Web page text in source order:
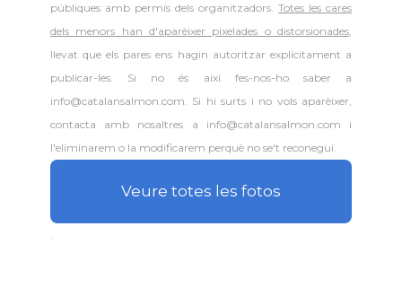
públiques amb permís dels organitzadors.Totes les cares
dels menors han d'aparèixer pixelades o distorsionades,
llevat que els pares ens hagin autoritzar explícitament a
publicar-les. Si no és així fes-nos-ho saber a
info@catalansalmon.com. Si hi surts i no vols aparèixer,
contacta amb nosaltres a info@catalansalmon.com i
l'eliminarem o la modificarem perquè no se't reconegui.
Veure totes les fotos